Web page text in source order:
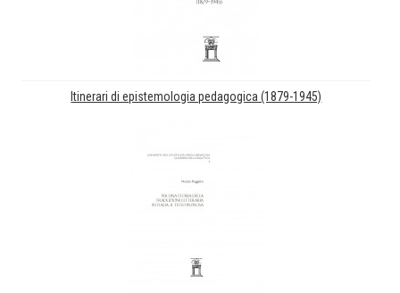
Itinerari di epistemologia pedagogica (1879-1945)